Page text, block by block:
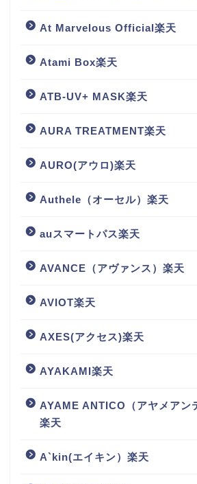
At Marvelous Official楽天
Atami Box楽天
ATB-UV+ MASK楽天
AURA TREATMENT楽天
AURO(アウロ)楽天
Authele（オーセル）楽天
auスマートパス楽天
AVANCE（アヴァンス）楽天
AVIOT楽天
AXES(アクセス)楽天
AYAKAMI楽天
AYAME ANTICO（アヤメアン
楽天
A`kin(エイキン）楽天